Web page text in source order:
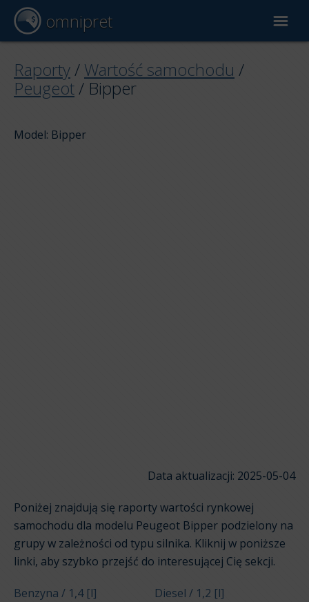
omnipret
Wycena samochodu
Raporty / Wartość samochodu /
Peugeot / Bipper
Model: Bipper
Data aktualizacji: 2025-05-04
Poniżej znajdują się raporty wartości rynkowej
samochodu dla modelu Peugeot Bipper podzielony na
grupy w zależności od typu silnika. Kliknij w poniższe
linki, aby szybko przejść do interesującej Cię sekcji.
Benzyna / 1,4 [l]
Diesel / 1,2 [l]